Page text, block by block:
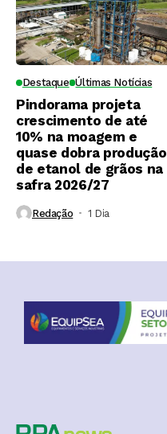
Destaque Últimas Notícias
Pindorama projeta
crescimento de até
10% na moagem e
quase dobra produção
de etanol de grãos na
safra 2026/27
Redação 1 Dia ⁮